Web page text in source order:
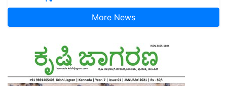
More News